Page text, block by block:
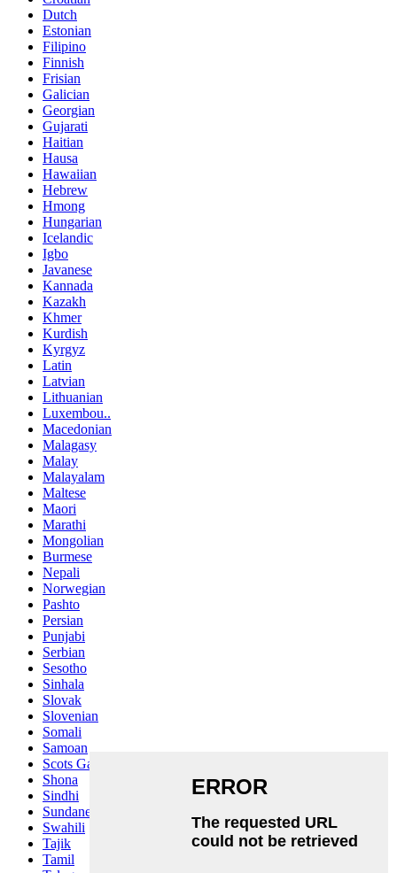
Dutch
Estonian
Filipino
Finnish
Frisian
Galician
Georgian
Gujarati
Haitian
Hausa
Hawaiian
Hebrew
Hmong
Hungarian
Icelandic
Igbo
Javanese
Kannada
Kazakh
Khmer
Kurdish
Kyrgyz
Latin
Latvian
Lithuanian
Luxembou..
Macedonian
Malagasy
Malay
Malayalam
Maltese
Maori
Marathi
Mongolian
Burmese
Nepali
Norwegian
Pashto
Persian
Punjabi
Serbian
Sesotho
Sinhala
Slovak
Slovenian
Somali
Samoan
Scots Gaelic
Shona
Sindhi
Sundanese
Swahili
Tajik
Tamil